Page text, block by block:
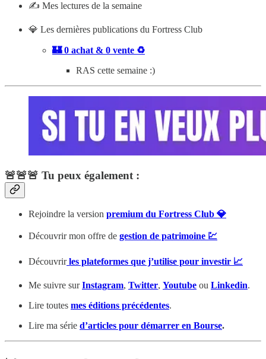
✍️ Mes lectures de la semaine
💎 Les dernières publications du Fortress Club
🏰 0 achat & 0 vente ♻️
RAS cette semaine :)
🚨🚨🚨 Tu peux également :
Rejoindre la version premium du Fortress Club 💎
Découvrir mon offre de gestion de patrimoine 💹
Découvrirles plateformes que j’utilise pour investir 📈
Me suivre surInstagram, Twitter, Youtube ou Linkedin.
Lire toutes mes éditions précédentes.
Lire ma série d’articles pour démarrer en Bourse.